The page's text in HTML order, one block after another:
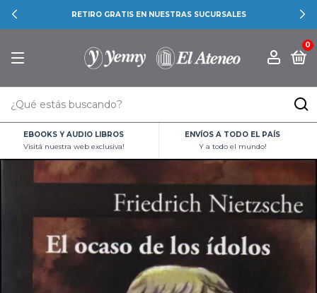
RETIRO GRATIS EN NUESTRAS SUCURSALES
0
EBOOKS Y AUDIO LIBROS
Visitá nuestra web exclusiva!
ENVÍOS A TODO EL PAÍS
Y a todo el mundo!